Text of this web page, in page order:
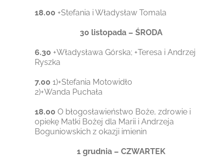
18.00 +Stefania i Władysław Tomala
30 listopada – ŚRODA
6.30 +Władysława Górska; +Teresa i Andrzej
Ryszka
7.00 1)+Stefania Motowidło
2)+Wanda Puchała
18.00 O błogosławieństwo Boże, zdrowie i
opiekę Matki Bożej dla Marii i Andrzeja
Boguniowskich z okazji imienin
1 grudnia – CZWARTEK